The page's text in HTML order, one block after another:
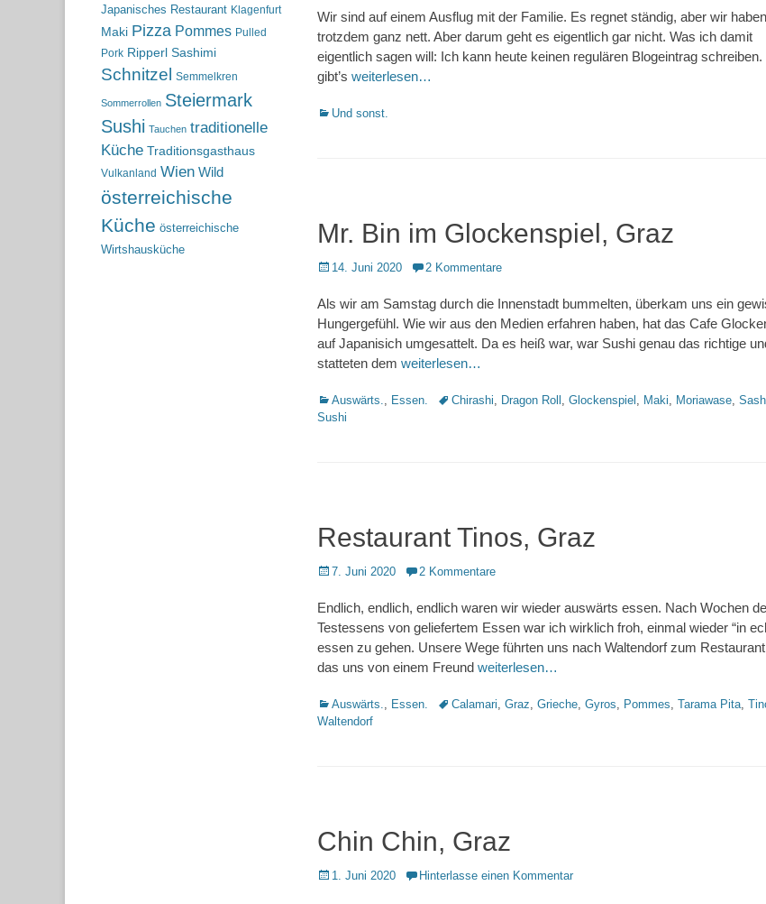
Wir sind auf einem Ausflug mit der Familie. Es regnet ständig, aber wir
trotzdem ganz nett. Aber darum geht es eigentlich gar nicht. Was ich damit
eigentlich sagen will: Ich kann heute keinen regulären Blogeintrag schreiben.
gibt’s weiterlesen…
Kategorien
Und sonst.
Mr. Bin im Glockenspiel, Graz
Posted
14. Juni 2020 2 Kommentare
Als wir am Samstag durch die Innenstadt bummelten, überkam uns ein
Hungergefühl. Wie wir aus den Medien erfahren haben, hat das Cafe
auf Japanisich umgesattelt. Da es heiß war, war Sushi genau das richtige
statteten dem weiterlesen…
Kategorien
Auswärts., Essen. Schlagworte
Chirashi, Dragon Roll , Glockenspiel , Maki, Moriawase,
Sushi
Restaurant Tinos, Graz
Posted
7. Juni 2020 2 Kommentare
Endlich, endlich, endlich waren wir wieder auswärts essen. Nach Wochen
Testessens von geliefertem Essen war ich wirklich froh, einmal wieder “in
essen zu gehen. Unsere Wege führten uns nach Waltendorf zum
das uns von einem Freund weiterlesen…
Kategorien
Auswärts., Essen. Schlagworte
Calamari, Graz, Grieche, Gyros, Pommes, Tarama Pita,
Waltendorf
Chin Chin, Graz
Posted
1. Juni 2020 Hinterlasse einen Kommentar
Japanisches Restaurant Klagenfurt
Maki Pizza Pommes Pulled
Pork Ripperl Sashimi
Schnitzel Semmelkren
Sommerrollen Steiermark
Sushi Tauchen traditionelle
Küche Traditionsgasthaus
Vulkanland Wien Wild
österreichische
Küche österreichische
Wirtshausküche